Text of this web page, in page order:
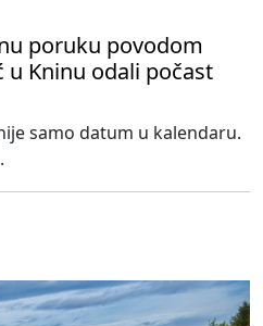
poruku povodom
u Kninu odali počast
samo datum u kalendaru.